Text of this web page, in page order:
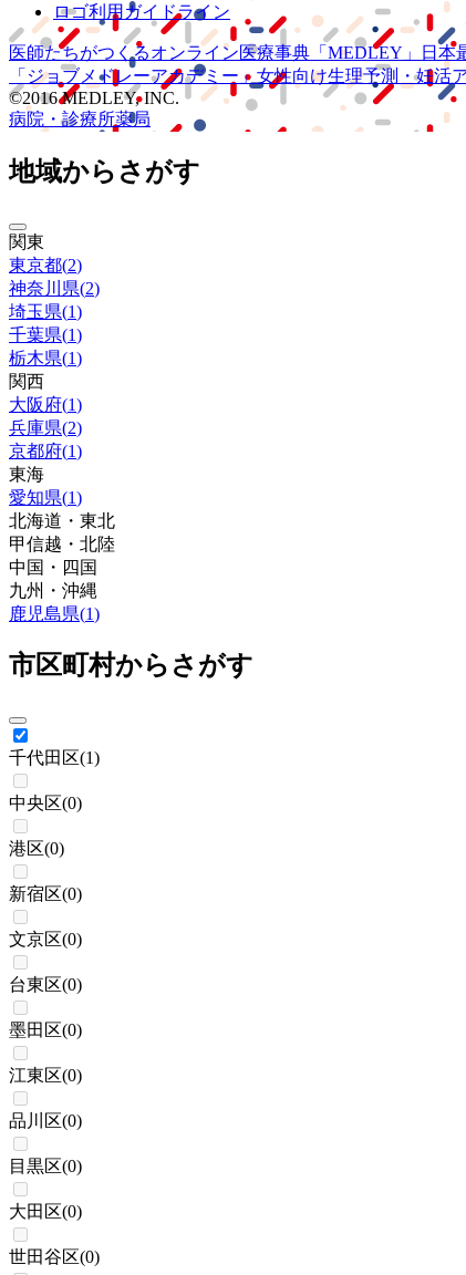
ロゴ利用ガイドライン
医師たちがつくるオンライン医療事典 「MEDLEY」 日本
「ジョブメドレーアカデミー」 女性向け生理予測・妊活
©2016 MEDLEY, INC.
病院・診療所薬局
地域からさがす
関東
東京都(2)
神奈川県(2)
埼玉県(1)
千葉県(1)
栃木県(1)
関西
大阪府(1)
兵庫県(2)
京都府(1)
東海
愛知県(1)
北海道・東北
甲信越・北陸
中国・四国
九州・沖縄
鹿児島県(1)
市区町村からさがす
千代田区(1)
中央区(0)
港区(0)
新宿区(0)
文京区(0)
台東区(0)
墨田区(0)
江東区(0)
品川区(0)
目黒区(0)
大田区(0)
世田谷区(0)